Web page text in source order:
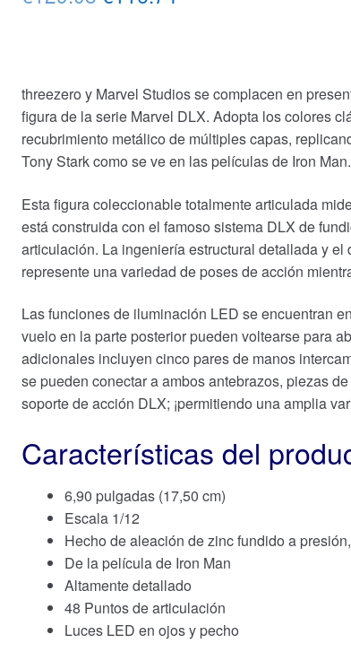
era:
€129.08.
es:
€116.74.
threezero y Marvel Studios se complacen en
figura de la serie Marvel DLX. Adopta los colores
recubrimiento metálico de múltiples capas,
Tony Stark como se ve en las películas de Iron Man.
Esta figura coleccionable totalmente articulada
está construida con el famoso sistema DLX de
articulación. La ingeniería estructural detallada y
represente una variedad de poses de acción
Las funciones de iluminación LED se encuentran
vuelo en la parte posterior pueden voltearse para
adicionales incluyen cinco pares de manos
se pueden conectar a ambos antebrazos, piezas
soporte de acción DLX; ¡permitiendo una amplia
Características del
6,90 pulgadas (17,50 cm)
Escala 1/12
Hecho de aleación de zinc fundido a
De la película de Iron Man
Altamente detallado
48 Puntos de articulación
Luces LED en ojos y pecho